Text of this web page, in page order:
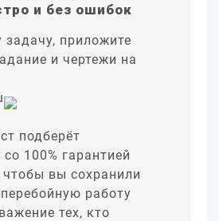
и без ошибок
приложите
и чертежи на
подберёт
100% гарантией
чтобы вы сохранили
работу
тех, кто